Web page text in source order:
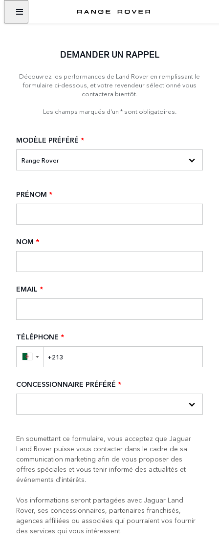
DEMANDER UN RAPPEL
Découvrez les performances de Land Rover en remplissant le
formulaire ci-dessous, et votre revendeur sélectionné vous
contactera bientôt.
Les champs marqués d'un * sont obligatoires.
MODÈLE PRÉFÉRÉ *
PRÉNOM *
NOM *
EMAIL *
TÉLÉPHONE *
▼
CONCESSIONNAIRE PRÉFÉRÉ *
En soumettant ce formulaire, vous acceptez que Jaguar
Land Rover puisse vous contacter dans le cadre de sa
communication marketing afin de vous proposer des
offres spéciales et vous tenir informé des actualités et
événements d'intérêts.
Vos informations seront partagées avec Jaguar Land
Rover, ses concessionnaires, partenaires franchisés,
agences affiliées ou associées qui pourraient vos fournir
des services qui vous intéressent.